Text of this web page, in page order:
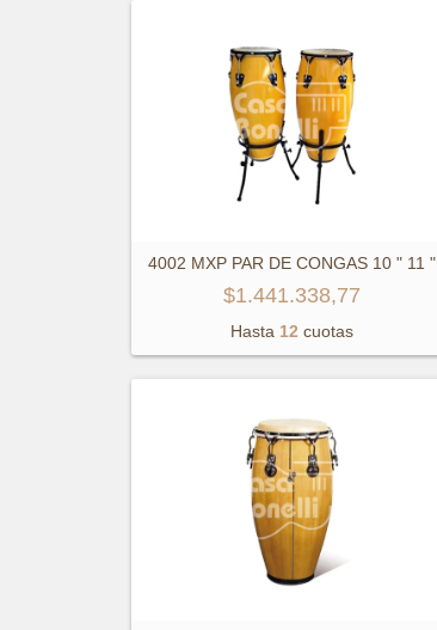
4002 MXP PAR DE CONGAS 10 " 11 "
$1.441.338,77
Hasta 12 cuotas